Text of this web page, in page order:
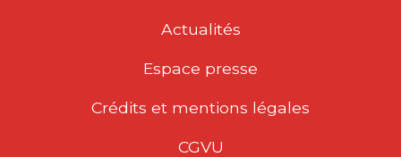
Actualités
Espace presse
Crédits et mentions légales
CGVU